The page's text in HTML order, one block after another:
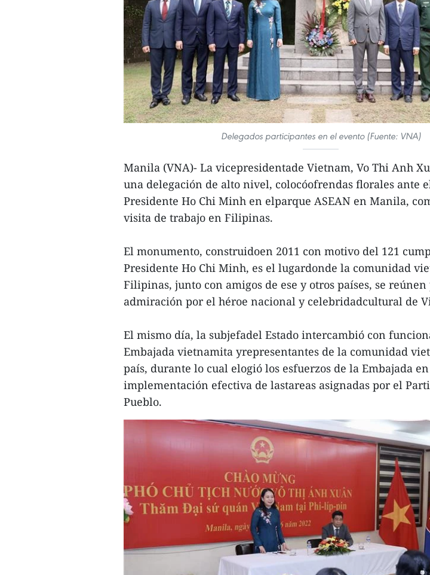
Delegados participantes en el evento (Fuente: VNA)
Manila (VNA)- La vicepresidentade Vietnam, Vo Thi Anh
una delegación de alto nivel, colocóofrendas florales ante
Presidente Ho Chi Minh en elparque ASEAN en Manila,
visita de trabajo en Filipinas.
El monumento, construidoen 2011 con motivo del 121
Presidente Ho Chi Minh, es el lugardonde la comunidad
Filipinas, junto con amigos de ese y otros países, se
admiración por el héroe nacional y celebridadcultural de
El mismo día, la subjefadel Estado intercambió con
Embajada vietnamita yrepresentantes de la comunidad
país, durante lo cual elogió los esfuerzos de la Embajada
implementación efectiva de lastareas asignadas por el
Pueblo.